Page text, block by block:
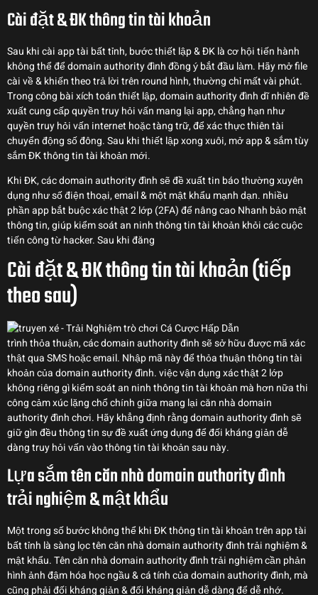
Cài đặt & ĐK thông tin tài khoản
Sau khi cài app tài bất tỉnh, bước thiết lập & ĐK là cơ hội tiến hành
không thể để domain authority đình đồng ý bắt đầu làm. Hãy mở file
cài về & khiến theo trả lời trên round hình, thường chỉ mất vài phút.
Trong công bài xích toán thiết lập, domain authority đình dĩ nhiên đề
xuất cung cấp quyền truy hỏi vấn mang lại app, chẳng hạn như
quyền truy hỏi vấn internet hoặc tàng trữ, để xác thực thiên tài
chuyển động số đông. Sau khi thiết lập xong xuôi, mở app & sắm tùy
sắm ĐK thông tin tài khoản mới.
Khi ĐK, các domain authority đình sẽ đề xuất tin báo thường xuyên
dụng như số điện thoại, email & một mật khẩu mạnh dạn. nhiều
phần app bắt buộc xác thật 2 lớp (2FA) để nâng cao Nhanh bảo mật
thông tin, giúp kiểm soát an ninh thông tin tài khoản khỏi các cuộc
tiến công từ hacker. Sau khi đăng
Cài đặt & ĐK thông tin tài khoản (tiếp
theo sau)
trình thỏa thuận, các domain authority đình sẽ sở hữu được mã xác
thật qua SMS hoặc email. Nhập mã này để thỏa thuận thông tin tài
khoản của domain authority đình. việc vận dụng xác thật 2 lớp
không riêng gì kiểm soát an ninh thông tin tài khoản mà hơn nữa thi
công cảm xúc lặng chổ chính giữa mang lại căn nhà domain
authority đình chơi. Hãy khẳng định rằng domain authority đình sẽ
giữ gìn đều thông tin sự đề xuất ứng dụng để đối kháng giản dễ
dàng truy hỏi vấn vào thông tin tài khoản sau này.
Lựa sắm tên căn nhà domain authority đình
trải nghiệm & mật khẩu
Một trong số bước không thể khi ĐK thông tin tài khoản trên app tài
bất tỉnh là sàng lọc tên căn nhà domain authority đình trải nghiệm &
mật khẩu. Tên căn nhà domain authority đình trải nghiệm cần phản
hình ảnh đậm hóa học ngầu & cá tính của domain authority đình, mà
cũng phải đối kháng giản & đối kháng giản dễ dàng để dễ nhớ.